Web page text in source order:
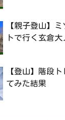
【親子登山】
トで行く玄倉大
【登山】階段
てみた結果